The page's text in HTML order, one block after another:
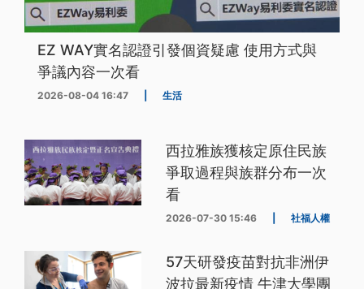
EZ WAY實名認證引發個資疑慮 使用方式與
爭議內容一次看
2026-08-04 16:47 生活
西拉雅族獲核定原住民族
爭取過程與族群分布一次
看
2026-07-30 15:46 社福人權
57天研發疫苗對抗非洲伊
波拉最新疫情 牛津大學團